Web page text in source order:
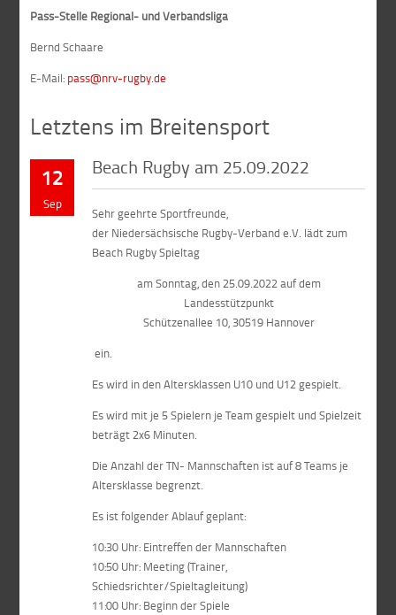
Pass-Stelle Regional- und Verbandsliga
Bernd Schaare
E-Mail: pass@nrv-rugby.de
Letztens im Breitensport
12
Sep
Beach Rugby am 25.09.2022
Sehr geehrte Sportfreunde,
der Niedersächsische Rugby-Verband e.V. lädt zum
Beach Rugby Spieltag
am Sonntag, den 25.09.2022 auf dem
Landesstützpunkt
Schützenallee 10, 30519 Hannover
ein.
Es wird in den Altersklassen U10 und U12 gespielt.
Es wird mit je 5 Spielern je Team gespielt und Spielzeit
beträgt 2x6 Minuten.
Die Anzahl der TN- Mannschaften ist auf 8 Teams je
Altersklasse begrenzt.
Es ist folgender Ablauf geplant:
10:30 Uhr: Eintreffen der Mannschaften
10:50 Uhr: Meeting (Trainer,
Schiedsrichter/Spieltagleitung)
11:00 Uhr: Beginn der Spiele